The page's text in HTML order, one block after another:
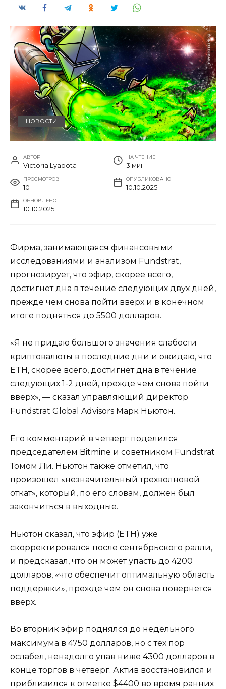
НОВОСТИ
АВТОР
Victoria Lyapota
НА ЧТЕНИЕ
3 мин
ПРОСМОТРОВ
10
ОПУБЛИКОВАНО
10.10.2025
ОБНОВЛЕНО
10.10.2025
Фирма, занимающаяся финансовыми
исследованиями и анализом Fundstrat,
прогнозирует, что эфир, скорее всего,
достигнет дна в течение следующих двух дней,
прежде чем снова пойти вверх и в конечном
итоге подняться до 5500 долларов.
«Я не придаю большого значения слабости
криптовалюты в последние дни и ожидаю, что
ETH, скорее всего, достигнет дна в течение
следующих 1-2 дней, прежде чем снова пойти
вверх», — сказал управляющий директор
Fundstrat Global Advisors Марк Ньютон.
Его комментарий в четверг поделился
председателем Bitmine и советником Fundstrat
Томом Ли. Ньютон также отметил, что
произошел «незначительный трехволновой
откат», который, по его словам, должен был
закончиться в выходные.
Ньютон сказал, что эфир (ETH) уже
скорректировался после сентябрьского ралли,
и предсказал, что он может упасть до 4200
долларов, «что обеспечит оптимальную область
поддержки», прежде чем он снова повернется
вверх.
Во вторник эфир поднялся до недельного
максимума в 4750 долларов, но с тех пор
ослабел, ненадолго упав ниже 4300 долларов в
конце торгов в четверг. Актив восстановился и
приблизился к отметке $4400 во время ранних